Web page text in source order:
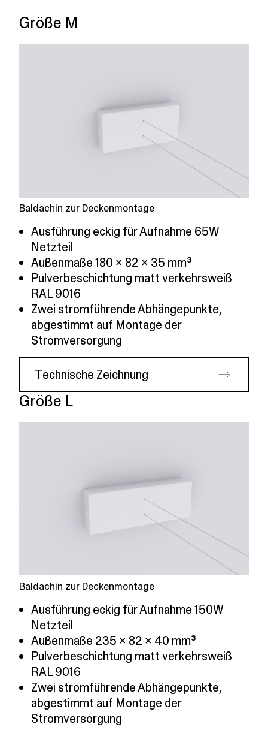
Größe M
Baldachin zur Deckenmontage
Ausführung eckig für Aufnahme 65W
Netzteil
Außenmaße 180 x 82 x 35 mm³
Pulverbeschichtung matt verkehrsweiß
RAL 9016
Zwei stromführende Abhängepunkte,
abgestimmt auf Montage der
Stromversorgung
Technische Zeichnung
Größe L
Baldachin zur Deckenmontage
Ausführung eckig für Aufnahme 150W
Netzteil
Außenmaße 235 x 82 x 40 mm³
Pulverbeschichtung matt verkehrsweiß
RAL 9016
Zwei stromführende Abhängepunkte,
abgestimmt auf Montage der
Stromversorgung